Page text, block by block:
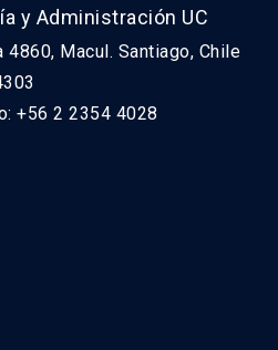
y Administración UC
4860, Macul. Santiago, Chile
+56 2 2354 4028